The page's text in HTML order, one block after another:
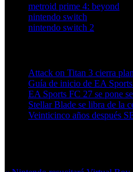
metroid prime 4: beyond
nintendo switch
nintendo switch 2
Attack on Titan 3 cierra
Guía de inicio de EA
EA Sports FC 27 se pone
Stellar Blade se libra de la
Veinticinco años después